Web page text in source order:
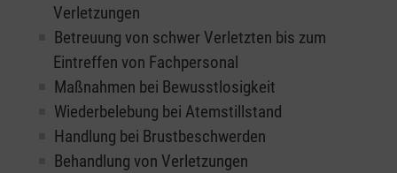
Verletzungen
Betreuung von schwer Verletzten bis zum
Eintreffen von Fachpersonal
Maßnahmen bei Bewusstlosigkeit
Wiederbelebung bei Atemstillstand
Handlung bei Brustbeschwerden
Behandlung von Verletzungen